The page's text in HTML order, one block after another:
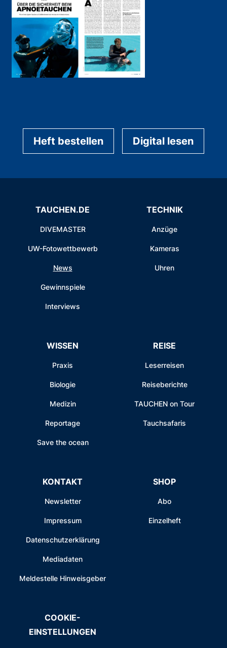
Heft bestellen Digital lesen
TAUCHEN.DE
DIVEMASTER
UW-Fotowettbewerb
News
Gewinnspiele
Interviews
TECHNIK
Anzüge
Kameras
Uhren
WISSEN
Praxis
Biologie
Medizin
Reportage
Save the ocean
REISE
Leserreisen
Reiseberichte
TAUCHEN on Tour
Tauchsafaris
KONTAKT
Newsletter
Impressum
Datenschutzerklärung
Mediadaten
Meldestelle Hinweisgeber
SHOP
Abo
Einzelheft
COOKIE-
EINSTELLUNGEN